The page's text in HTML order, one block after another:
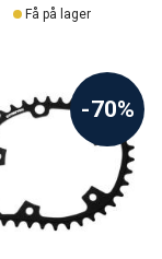
Få på lager
-70%